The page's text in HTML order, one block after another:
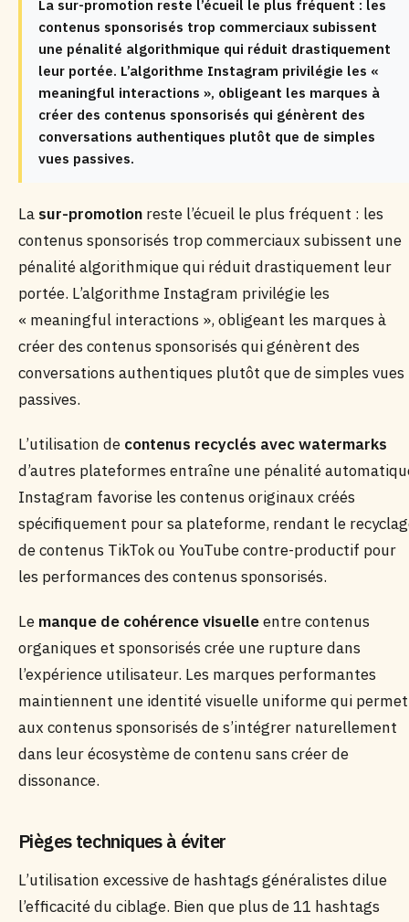
La sur-promotion reste l’écueil le plus fréquent : les
contenus sponsorisés trop commerciaux subissent
une pénalité algorithmique qui réduit drastiquement
leur portée. L’algorithme Instagram privilégie les «
meaningful interactions », obligeant les marques à
créer des contenus sponsorisés qui génèrent des
conversations authentiques plutôt que de simples
vues passives.
La sur-promotion reste l’écueil le plus fréquent : les
contenus sponsorisés trop commerciaux subissent une
pénalité algorithmique qui réduit drastiquement leur
portée. L’algorithme Instagram privilégie les
« meaningful interactions », obligeant les marques à
créer des contenus sponsorisés qui génèrent des
conversations authentiques plutôt que de simples vues
passives.
L’utilisation de contenus recyclés avec watermarks
d’autres plateformes entraîne une pénalité
Instagram favorise les contenus originaux créés
spécifiquement pour sa plateforme, rendant le
de contenus TikTok ou YouTube contre-productif pour
les performances des contenus sponsorisés.
Le manque de cohérence visuelleentre contenus
organiques et sponsorisés crée une rupture dans
l’expérience utilisateur. Les marques performantes
maintiennent une identité visuelle uniforme qui permet
aux contenus sponsorisés de s’intégrer naturellement
dans leur écosystème de contenu sans créer de
dissonance.
Pièges techniques à éviter
L’utilisation excessive de hashtags généralistes dilue
l’efficacité du ciblage. Bien que plus de 11 hashtags